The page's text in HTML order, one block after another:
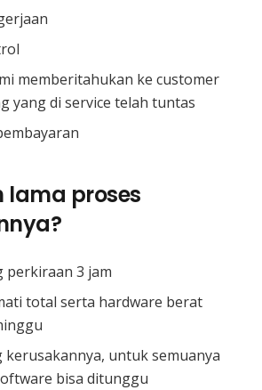
memberitahukan ke customer
yang di service telah tuntas
lama proses
perkiraan 3 jam
total serta hardware berat
untuk semuanya
bisa ditunggu